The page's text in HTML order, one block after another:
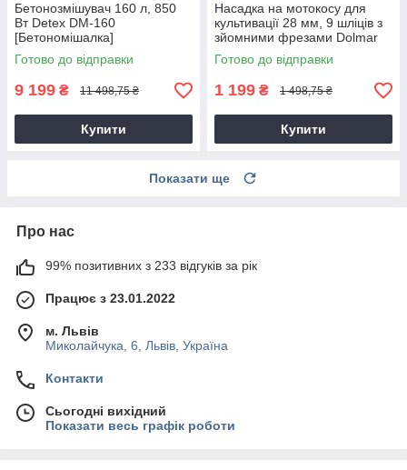
Бетонозмішувач 160 л, 850
Вт Detex DM-160
[Бетономішалка]
Готово до відправки
9 199 ₴ 11 498,75 ₴
Купити
Насадка на мотокосу для
культивації 28 мм, 9 шліців з
зйомними фрезами Dolmar
9T28
Готово до відправки
1 199 ₴ 1 498,75 ₴
Купити
Показати ще
Про нас
99% позитивних з 233 відгуків за рік
Працює з 23.01.2022
м. Львів
Миколайчука, 6, Львів, Україна
Контакти
Сьогодні вихідний
Показати весь графік роботи